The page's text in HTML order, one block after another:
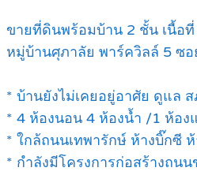
ขายที่ดินพร้อมบ้าน 2 ชั้น เนื้อ
หมู่บ้านศุภาลัย พาร์ควิลล์ 5 ซ
* บ้านยังไม่เคยอยู่อาศัย ดูแล
* 4 ห้องนอน 4 ห้องน้ำ /1 ห้อง
* ใกล้ถนนเทพารักษ์ ห้างบิ๊กซี
* กำลังมีโครงการก่อสร้างถ